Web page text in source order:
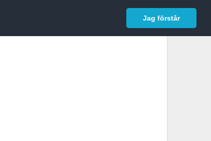
Jag förstår
Logga in